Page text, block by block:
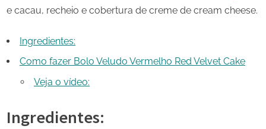
e cacau, recheio e cobertura de creme de cream cheese.
Ingredientes:
Como fazer Bolo Veludo Vermelho Red Velvet Cake
Veja o vídeo:
Ingredientes: